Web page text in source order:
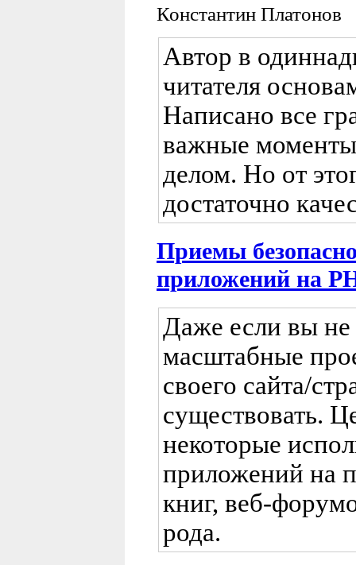
Константин Платонов
Автор в
читателя
Написано все
важные
делом. Но от
достаточно
Приемы
приложений на
Даже если вы не
масштабные
своего сайта/
существовать.
некоторые
приложений на
книг, веб-
рода.